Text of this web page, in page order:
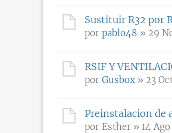
Sustituir R32 por
por pablo48 » 29
RSIF Y
por Gusbox » 23
Preinstalacion de
por Esther » 14